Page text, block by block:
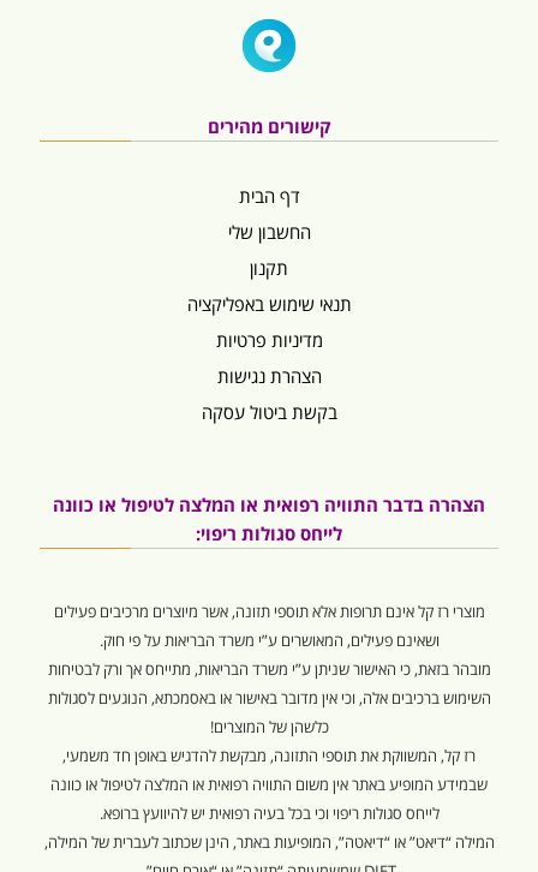
קישורים מהירים
דף הבית
החשבון שלי
תקנון
תנאי שימוש באפליקציה
מדיניות פרטיות
הצהרת נגישות
בקשת ביטול עסקה
הצהרה בדבר התוויה רפואית או המלצה לטיפול או כוונה
לייחס סגולות ריפוי:
מוצרי רז קל אינם תרופות אלא תוספי תזונה, אשר מיוצרים מרכיבים פעילים
ושאינם פעילים, המאושרים ע”י משרד הבריאות על פי חוק.
מובהר בזאת, כי האישור שניתן ע”י משרד הבריאות, מתייחס אך ורק לבטיחות
השימוש ברכיבים אלה, וכי אין מדובר באישור או באסמכתא, הנוגעים לסגולות
כלשהן של המוצרים!
רז קל, המשווקת את תוספי התזונה, מבקשת להדגיש באופן חד משמעי,
שבמידע המופיע באתר אין משום התוויה רפואית או המלצה לטיפול או כוונה
לייחס סגולות ריפוי וכי בכל בעיה רפואית יש להיוועץ ברופא.
המילה “דיאט” או “דיאטה”, המופיעות באתר, הינן שכתוב לעברית של המילה,